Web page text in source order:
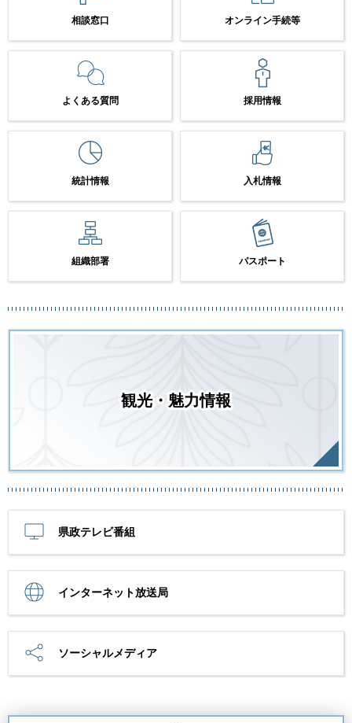
相談窓口 オンライン手続等
よくある質問 採用情報
統計情報 入札情報
組織部署 パスポート
観光・魅力情報
県政テレビ番組
インターネット放送局
ソーシャルメディア